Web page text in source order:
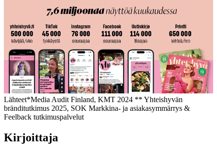
Lähteet*Media Audit Finland, KMT 2024 ** Yhteishyvän
bränditutkimus 2025, SOK Markkina- ja asiakasymmärrys &
Feelback tutkimuspalvelut
Kirjoittaja